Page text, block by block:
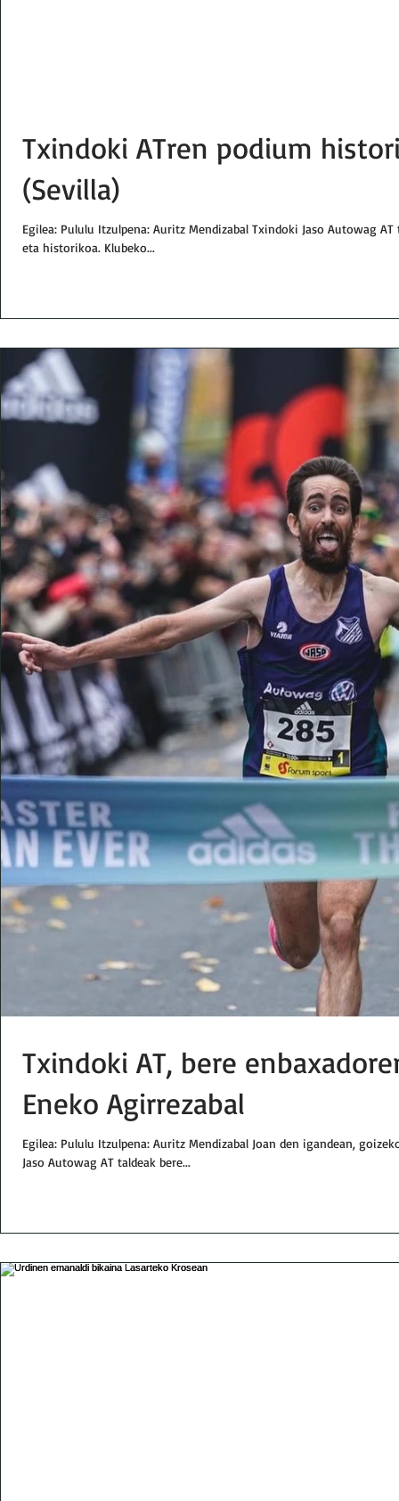
Txindoki ATren podium
(Sevilla)
Egilea: Pululu Itzulpena: Auritz Mendizabal Txindoki Jaso Autowag
eta historikoa. Klubeko...
Txindoki AT, bere
Eneko Agirrezabal
Egilea: Pululu Itzulpena: Auritz Mendizabal Joan den igandean,
Jaso Autowag AT taldeak bere...